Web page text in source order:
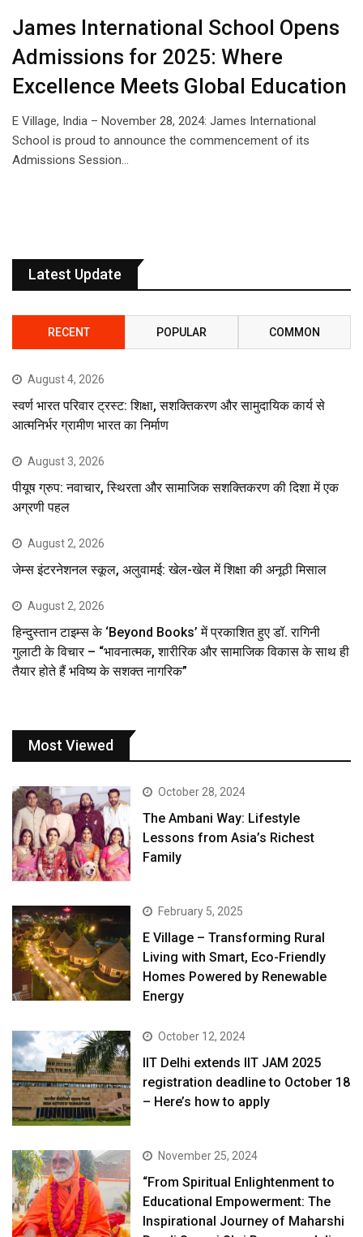
James International School Opens
Admissions for 2025: Where
Excellence Meets Global Education
E Village, India – November 28, 2024: James International
School is proud to announce the commencement of its
Admissions Session…
Latest Update
RECENT POPULAR COMMON
August 4, 2026
स्वर्ण भारत परिवार ट्रस्ट: शिक्षा, सशक्तिकरण और सामुदायिक कार्य से
आत्मनिर्भर ग्रामीण भारत का निर्माण
August 3, 2026
पीयूष ग्रुप: नवाचार, स्थिरता और सामाजिक सशक्तिकरण की दिशा में एक
अग्रणी पहल
August 2, 2026
जेम्स इंटरनेशनल स्कूल, अलुवामई: खेल-खेल में शिक्षा की अनूठी मिसाल
August 2, 2026
हिन्दुस्तान टाइम्स के ‘Beyond Books’ में प्रकाशित हुए डॉ. रागिनी
गुलाटी के विचार – “भावनात्मक, शारीरिक और सामाजिक विकास के साथ ही
तैयार होते हैं भविष्य के सशक्त नागरिक”
Most Viewed
October 28, 2024
The Ambani Way: Lifestyle
Lessons from Asia’s Richest
Family
February 5, 2025
E Village – Transforming Rural
Living with Smart, Eco-Friendly
Homes Powered by Renewable
Energy
October 12, 2024
IIT Delhi extends IIT JAM 2025
registration deadline to October 18
– Here’s how to apply
November 25, 2024
“From Spiritual Enlightenment to
Educational Empowerment: The
Inspirational Journey of Maharshi